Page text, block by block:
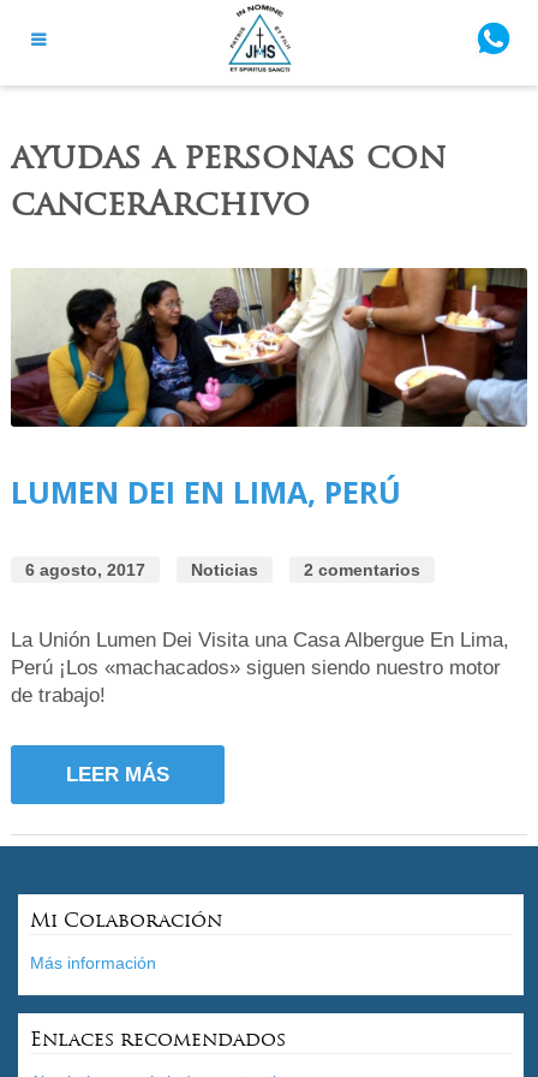
ayudas a personas con
cancerArchivo
LUMEN DEI EN LIMA, PERÚ
6 agosto, 2017 Noticias 2 comentarios
La Unión Lumen Dei Visita una Casa Albergue En Lima,
Perú ¡Los «machacados» siguen siendo nuestro motor
de trabajo!
LEER MÁS
Mi Colaboración
Más información
Enlaces recomendados